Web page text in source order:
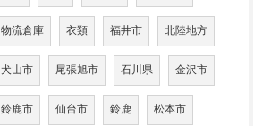
物流倉庫 衣類 福井市 北陸地方
犬山市 尾張旭市 石川県 金沢市
鈴鹿市 仙台市 鈴鹿 松本市